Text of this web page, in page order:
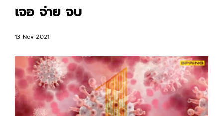
เจอ จ่าย จบ
13 Nov 2021